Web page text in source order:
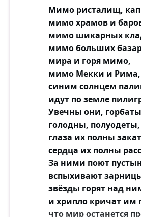
Мимо ристалищ,
мимо храмов и
мимо шикарных
мимо больших
мира и горя мимо,
мимо Мекки и Рима,
синим солнцем
идут по земле
Увечны они,
голодны, полуодеты,
глаза их полны
сердца их полны
За ними поют
вспыхивают
звёзды горят над
и хрипло кричат им
что мир останется